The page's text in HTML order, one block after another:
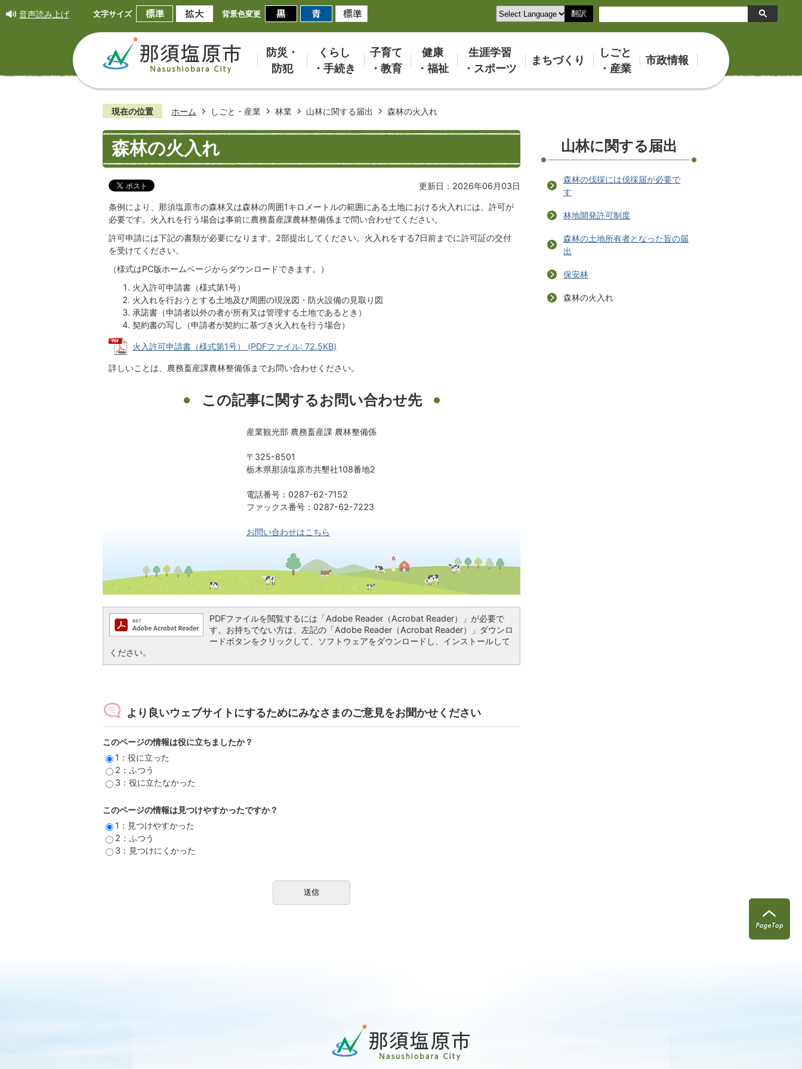
音声読み上げ 文字サイズ 背景色変更 翻訳
検
索
防災・
防犯
くらし
・手続き
子育て
・教育
健康
・福祉
生涯学習
・スポーツ
まちづくり
しごと
・産業
市政情報
現在の位置 ホーム しごと・産業 林業 山林に関する届出 森林の火入れ
森林の火入れ
更新日：2026年06月03日
条例により、那須塩原市の森林又は森林の周囲1キロメートルの範囲にある土地における火入れには、許可が
必要です。火入れを行う場合は事前に農務畜産課農林整備係まで問い合わせてください。
許可申請には下記の書類が必要になります。2部提出してください。火入れをする7日前までに許可証の交付
を受けてください。
（様式はPC版ホームページからダウンロードできます。）
火入許可申請書（様式第1号）
火入れを行おうとする土地及び周囲の現況図・防火設備の見取り図
承諾書（申請者以外の者が所有又は管理する土地であるとき）
契約書の写し（申請者が契約に基づき火入れを行う場合）
火入許可申請書（様式第1号） (PDFファイル: 72.5KB)
詳しいことは、農務畜産課農林整備係までお問い合わせください。
この記事に関するお問い合わせ先
産業観光部 農務畜産課 農林整備係
〒325-8501
栃木県那須塩原市共墾社108番地2
電話番号：0287-62-7152
ファックス番号：0287-62-7223
お問い合わせはこちら
PDFファイルを閲覧するには「Adobe Reader（Acrobat Reader）」が必要で
す。お持ちでない方は、左記の「Adobe Reader（Acrobat Reader）」ダウンロ
ードボタンをクリックして、ソフトウェアをダウンロードし、インストールして
ください。
より良いウェブサイトにするためにみなさまのご意見をお聞かせください
このページの情報は役に立ちましたか？
1：役に立った
2：ふつう
3：役に立たなかった
このページの情報は見つけやすかったですか？
1：見つけやすかった
2：ふつう
3：見つけにくかった
山林に関する届出
森林の伐採には伐採届が必要で
す
林地開発許可制度
森林の土地所有者となった旨の届
出
保安林
森林の火入れ
須
塩